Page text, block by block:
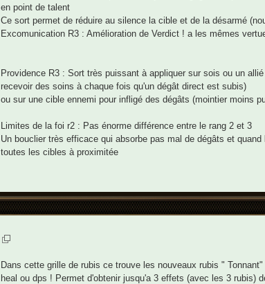
en point de talent
Ce sort permet de réduire au silence la cible et de la désarmé
Excomunication R3 : Amélioration de Verdict ! a les mêmes
Providence R3 : Sort très puissant à appliquer sur sois ou un
recevoir des soins à chaque fois qu'un dégât direct est subis)
ou sur une cible ennemi pour infligé des dégâts (mointier moins
Limites de la foi r2 : Pas énorme différence entre le rang 2 et 3
Un bouclier très efficace qui absorbe pas mal de dégâts et
toutes les cibles à proximitée
Dans cette grille de rubis ce trouve les nouveaux rubis "
heal ou dps ! Permet d'obtenir jusqu'a 3 effets (avec les 3 rubis)